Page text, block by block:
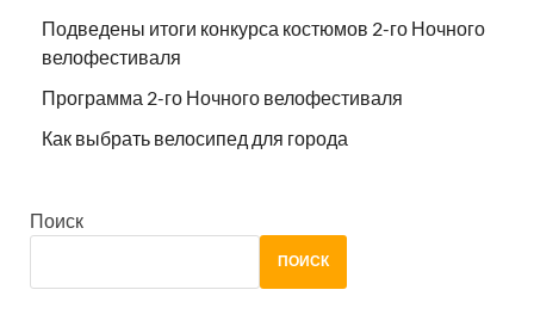
Подведены итоги конкурса костюмов 2-го Ночного
велофестиваля
Программа 2-го Ночного велофестиваля
Как выбрать велосипед для города
Поиск
ПОИСК